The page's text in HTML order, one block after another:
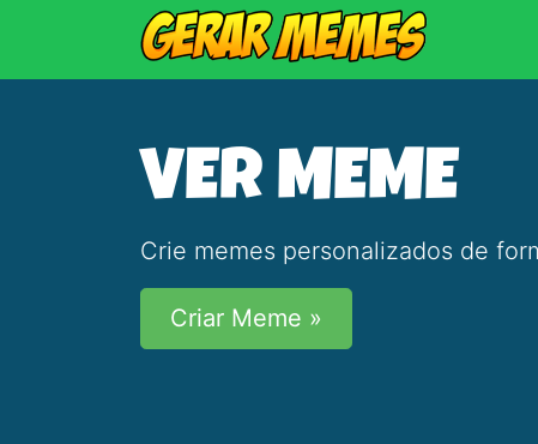
VER MEME
Crie memes personalizados de
Criar Meme »